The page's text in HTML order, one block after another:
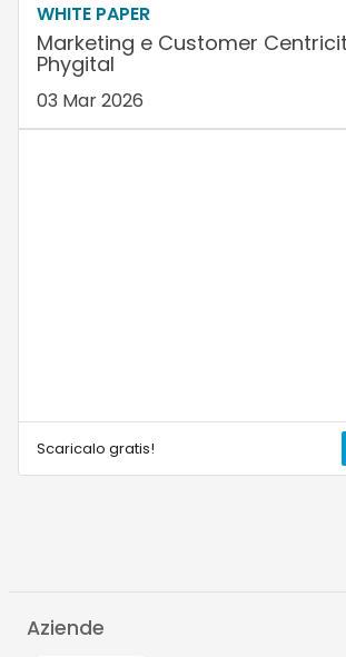
WHITE PAPER
Marketing e Customer
Phygital
03 Mar 2026
Scaricalo gratis!
Aziende